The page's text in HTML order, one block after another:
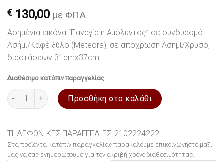
€ 130,00 με ΦΠΑ
Ασημένια εικόνα “Παναγία η Αμόλυντος” σε συνδυασμό
Ασήμι/Καφέ ξύλο (Meteora), σε απόχρωση Ασημί/Χρυσό,
διαστάσεων 31cmx37cm
Διαθέσιμο κατόπιν παραγγελίας
Εικόνα ασημένια Παναγία η Αμόλυντος 31x37cm ποσότητα
Προσθήκη στο καλάθι
ΤΗΛΕΦΩΝΙΚΕΣ ΠΑΡΑΓΓΕΛΙΕΣ: 2102224222
Στα προϊόντα κατόπιν παραγγελίας παρακαλούμε επικοινωνήστε μαζί
μας να σας ενημερώσουμε για τον ακριβή χρόνο διαθεσιμότητας.